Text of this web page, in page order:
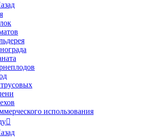
использования